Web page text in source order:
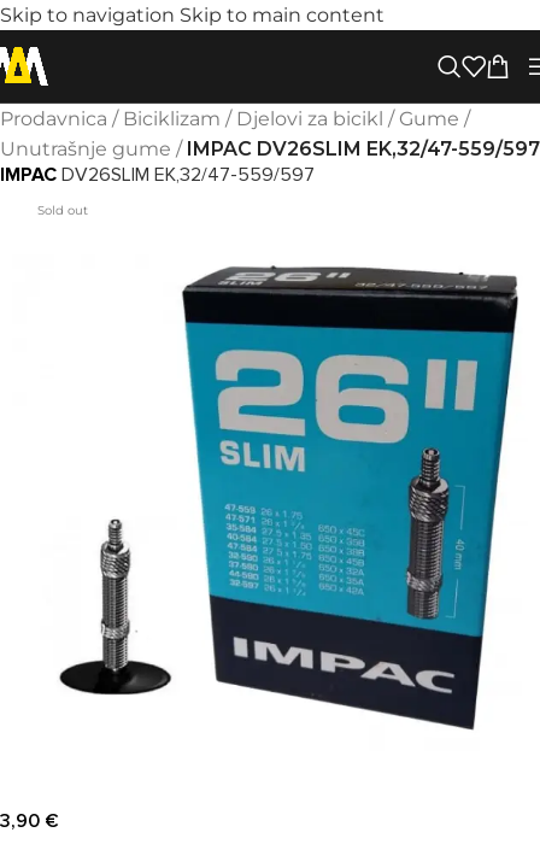
Skip to navigation Skip to main content
Prodavnica / Biciklizam / Djelovi za bicikl / Gume /
Unutrašnje gume / IMPAC DV26SLIM EK,32/47-559/597
IMPAC DV26SLIM EK,32/47-559/597
Sold out
3,90 €